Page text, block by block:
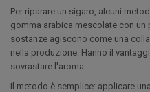
Per riparare un sigaro, alcuni
gomma arabica mescolate con un
sostanze agiscono come una
nella produzione. Hanno il
sovrastare l'aroma.
Il metodo è semplice: applicare